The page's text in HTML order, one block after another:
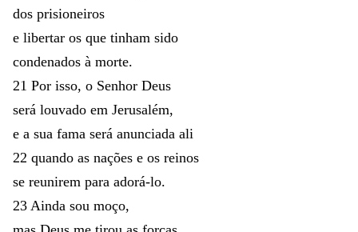
dos prisioneiros
e libertar os que tinham sido
condenados à morte.
21 Por isso, o Senhor Deus
será louvado em Jerusalém,
e a sua fama será anunciada ali
22 quando as nações e os reinos
se reunirem para adorá-lo.
23 Ainda sou moço,